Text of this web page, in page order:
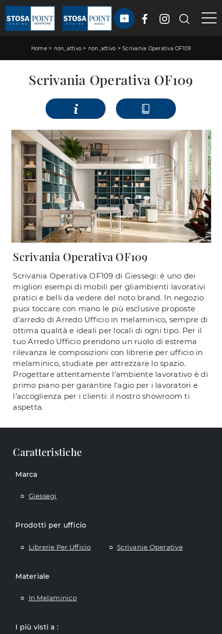
Home> non_attivo > non_attivo > Scrivania Operativa OF109
Scrivania Operativa OF109
Scrivania Operativa OF109
Scrivania Operativa OF109 di Giessegi: è uno dei
migliori esempi di mobili per gliambienti lavorativi
pratici e belli da vedere del noto brand. In negozio
puoi toccare con mano le più esclusive proposte
d'arredo di Arredo Ufficio in melaminico, sempre di
ottima qualità e ideali per locali di ogni tipo. Per il
tuo Arredo Ufficio prendono un ruolo di estrema
rilevanza le composizioni con librerie per ufficio in
melaminico, studiate per attrezzare lo spazio.
Progettare attentamente l'ambiente lavorativo è di
primo piano per garantire l'agio per i lavoratori e
l’accoglienza per i clienti: il nostro showroom ti
aspetta.
Caratteristiche
Marca
Giessegi
Prodotti per ufficio
Librerie Per Ufficio Scrivanie Operative
Materiale
In Melaminico
I più visti a :